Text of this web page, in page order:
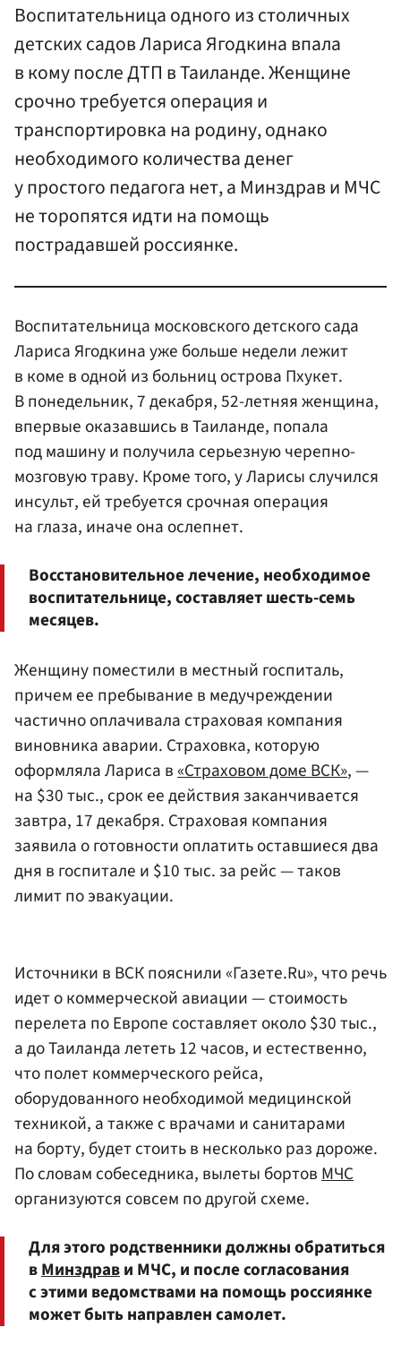
Воспитательница одного из столичных
детских садов Лариса Ягодкина впала
в кому после ДТП в Таиланде. Женщине
срочно требуется операция и
транспортировка на родину, однако
необходимого количества денег
у простого педагога нет, а Минздрав и МЧС
не торопятся идти на помощь
пострадавшей россиянке.
Воспитательница московского детского сада
Лариса Ягодкина уже больше недели лежит
в коме в одной из больниц острова Пхукет.
В понедельник, 7 декабря, 52-летняя женщина,
впервые оказавшись в Таиланде, попала
под машину и получила серьезную черепно-
мозговую траву. Кроме того, у Ларисы случился
инсульт, ей требуется срочная операция
на глаза, иначе она ослепнет.
Восстановительное лечение, необходимое
воспитательнице, составляет шесть-семь
месяцев.
Женщину поместили в местный госпиталь,
причем ее пребывание в медучреждении
частично оплачивала страховая компания
виновника аварии. Страховка, которую
оформляла Лариса в«Страховом доме ВСК», —
на $30 тыс., срок ее действия заканчивается
завтра, 17 декабря. Страховая компания
заявила о готовности оплатить оставшиеся два
дня в госпитале и $10 тыс. за рейс — таков
лимит по эвакуации.
Источники в ВСК пояснили «Газете.Ru», что речь
идет о коммерческой авиации — стоимость
перелета по Европе составляет около $30 тыс.,
а до Таиланда лететь 12 часов, и естественно,
что полет коммерческого рейса,
оборудованного необходимой медицинской
техникой, а также с врачами и санитарами
на борту, будет стоить в несколько раз дороже.
По словам собеседника, вылеты бортовМЧС
организуются совсем по другой схеме.
Для этого родственники должны обратиться
вМинздрави МЧС, и после согласования
с этими ведомствами на помощь россиянке
может быть направлен самолет.